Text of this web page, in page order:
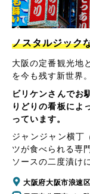
ノスタルジック
大阪の定番観光地
を今も残す新世界。
ビリケンさんでお
りどりの看板によ
っています。
ジャンジャン横丁
ツが食べられる専
ソースの二度漬け
大阪府大阪市浪速区